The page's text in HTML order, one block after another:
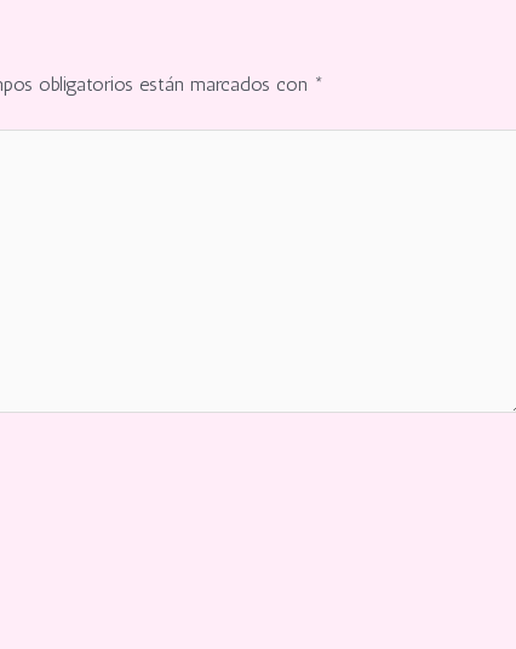
obligatorios están marcados con *